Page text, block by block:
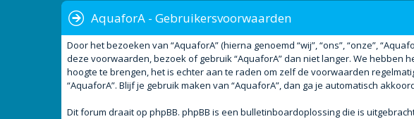
AquaforA - Gebruikersvoorwaarden
Door het bezoeken van “AquaforA” (hierna genoemd “wij”, “ons”, “onze”,
deze voorwaarden, bezoek of gebruik “AquaforA” dan niet langer. We hebben
hoogte te brengen, het is echter aan te raden om zelf de voorwaarden
“AquaforA”. Blijf je gebruik maken van “AquaforA”, dan ga je automatisch
Dit forum draait op phpBB. phpBB is een bulletinboardoplossing die is